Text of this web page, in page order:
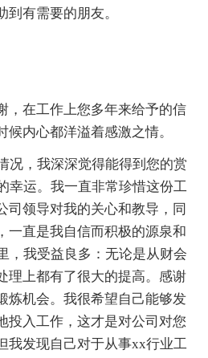
有需要的朋友。
，在工作上您多年来给予的信
内心都洋溢着感激之情。
况，我深深觉得能得到您的赏
幸运。我一直非常珍惜这份工
司领导对我的关心和教导，同
一直是我自信而积极的源泉和
，我受益良多：无论是从财会
理上都有了很大的提高。感谢
炼机会。我很希望自己能够发
投入工作，这才是对公司对您
我发现自己对于从事xx行业工